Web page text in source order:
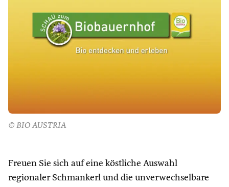
© BIO AUSTRIA
Freuen Sie sich auf eine köstliche Auswahl
regionaler Schmankerl und die unverwechselbare